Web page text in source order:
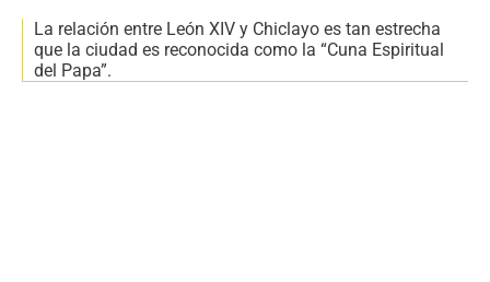
La relación entre León XIV y Chiclayo es tan estrecha
que la ciudad es reconocida como la “Cuna Espiritual
del Papa”.